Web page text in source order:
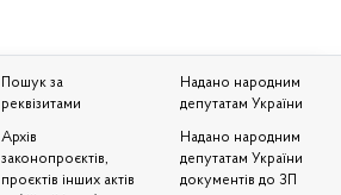
Пошук за
реквізитами
Архів
законопроєктів,
проєктів інших актів
Надано народним
депутатам України
Надано народним
депутатам України
документів до ЗП